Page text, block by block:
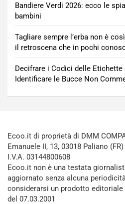
Bandiere Verdi 2026: ecco le
bambini
Tagliare sempre l’erba non è
il retroscena che in pochi
Decifrare i Codici delle Etichette
Identificare le Bucce Non
Ecoo.it di proprietà di DMM
Emanuele II, 13, 03018 Paliano
I.V.A. 03144800608
Ecoo.it non è una testata
aggiornato senza alcuna
considerarsi un prodotto editoriale
del 07.03.2001